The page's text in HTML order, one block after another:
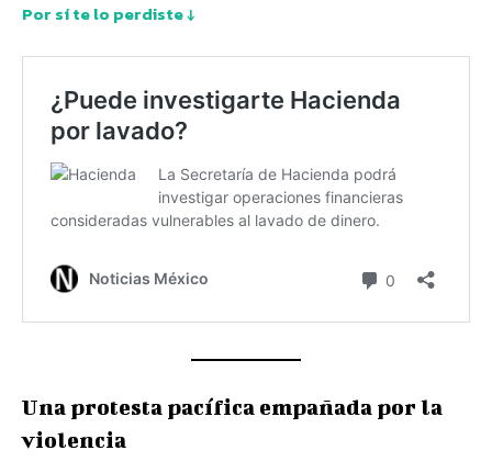
Por sí te lo perdiste ↓
Una protesta pacífica empañada por la
violencia